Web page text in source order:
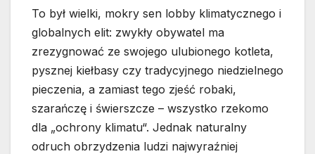
To był wielki, mokry sen lobby klimatycznego i
globalnych elit: zwykły obywatel ma
zrezygnować ze swojego ulubionego kotleta,
pysznej kiełbasy czy tradycyjnego niedzielnego
pieczenia, a zamiast tego zjeść robaki,
szarańczę i świerszcze – wszystko rzekomo
dla „ochrony klimatu“. Jednak naturalny
odruch obrzydzenia ludzi najwyraźniej